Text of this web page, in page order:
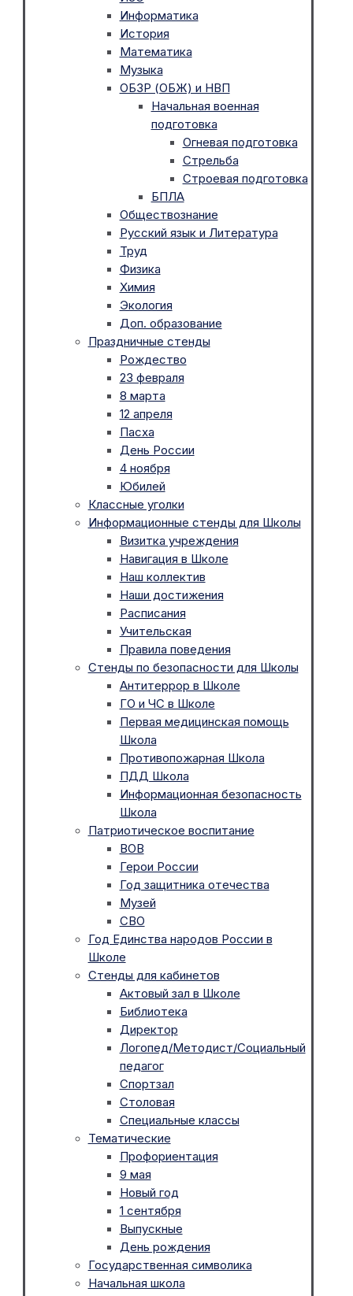
Информатика
История
Математика
Музыка
ОБЗР (ОБЖ) и НВП
Начальная военная
подготовка
Огневая подготовка
Стрельба
Строевая подготовка
БПЛА
Обществознание
Русский язык и Литература
Труд
Физика
Химия
Экология
Доп. образование
Праздничные стенды
Рождество
23 февраля
8 марта
12 апреля
Пасха
День России
4 ноября
Юбилей
Классные уголки
Информационные стенды для Школы
Визитка учреждения
Навигация в Школе
Наш коллектив
Наши достижения
Расписания
Учительская
Правила поведения
Стенды по безопасности для Школы
Антитеррор в Школе
ГО и ЧС в Школе
Первая медицинская помощь
Школа
Противопожарная Школа
ПДД Школа
Информационная безопасность
Школа
Патриотическое воспитание
ВОВ
Герои России
Год защитника отечества
Музей
СВО
Год Единства народов России в
Школе
Стенды для кабинетов
Актовый зал в Школе
Библиотека
Директор
Логопед/Методист/Социальный
педагог
Спортзал
Столовая
Специальные классы
Тематические
Профориентация
9 мая
Новый год
1 сентября
Выпускные
День рождения
Государственная символика
Начальная школа